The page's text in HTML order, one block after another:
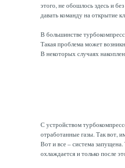
этого, не обошлось здесь и
давать команду на открытие
В большинстве
Такая проблема может
В некоторых случаях
С устройством
отработанные газы. Так вот,
Вот и все – система
охлаждается и только после